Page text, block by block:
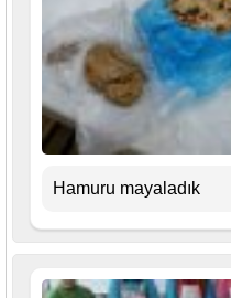
Hamuru mayaladık